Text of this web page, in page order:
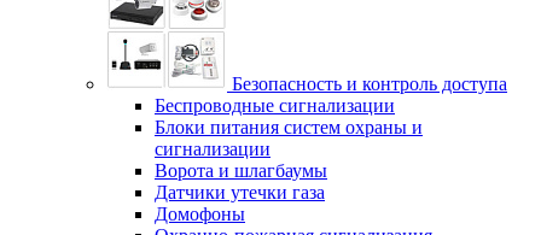
Безопасность и контроль доступа
Беспроводные сигнализации
Блоки питания систем охраны и
сигнализации
Ворота и шлагбаумы
Датчики утечки газа
Домофоны